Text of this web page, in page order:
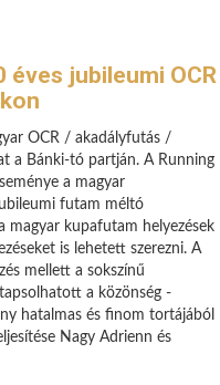
éves jubileumi OCR
OCR / akadályfutás /
a Bánki-tó partján. A Running
a magyar
futam méltó
magyar kupafutam helyezések
is lehetett szerezni. A
mellett a sokszínű
a közönség -
hatalmas és finom tortájából
Nagy Adrienn és